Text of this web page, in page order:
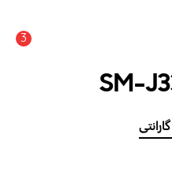
3
SM-